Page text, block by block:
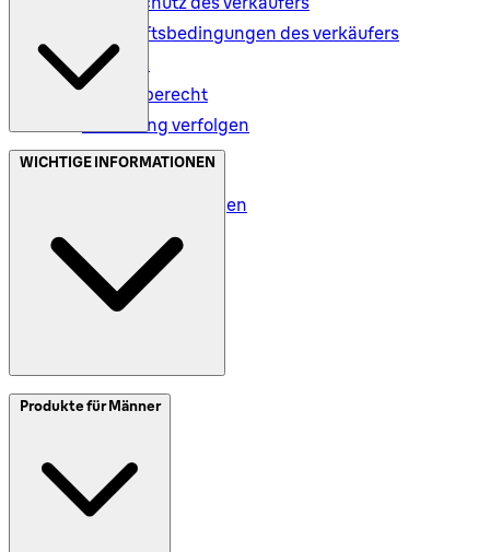
Geschäftsbedingungen des verkäufers
Versand
Rückgaberecht
Bestellung verfolgen
Datenschutz (DE)
Geschäftsbedingungen
Meine Daten (AT)
WICHTIGE INFORMATIONEN
SplitIt
Produkte für Männer